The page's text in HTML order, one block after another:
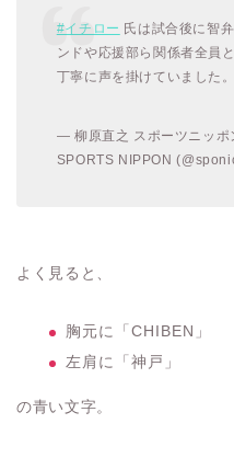
#イチロー 氏は試合後に智
ンドや応援部ら関係者全員
丁寧に声を掛けていました
— 柳原直之 スポーツニッ
SPORTS NIPPON
よく見ると、
胸元に「CHIBEN」
左肩に「神戸」
の青い文字。